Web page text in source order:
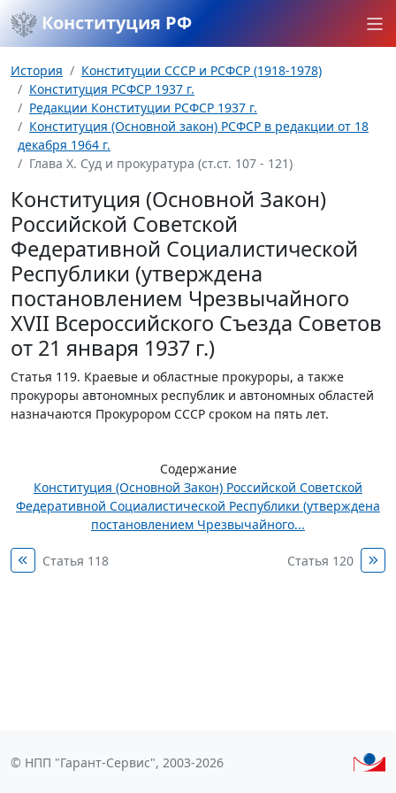
Конституция РФ
История
Конституции СССР и РСФСР (1918-1978)
Конституция РСФСР 1937 г.
Редакции Конституции РСФСР 1937 г.
Конституция (Основной закон) РСФСР в редакции от 18
декабря 1964 г.
Глава Х. Суд и прокуратура (ст.ст. 107 - 121)
Конституция (Основной Закон)
Российской Советской
Федеративной Социалистической
Республики (утверждена
постановлением Чрезвычайного
XVII Всероссийского Съезда Советов
от 21 января 1937 г.)
Статья 119. Краевые и областные прокуроры, а также
прокуроры автономных республик и автономных областей
назначаются Прокурором СССР сроком на пять лет.
Содержание
Конституция (Основной Закон) Российской Советской
Федеративной Социалистической Республики (утверждена
постановлением Чрезвычайного...
Статья 118 Статья 120
© НПП "Гарант-Сервис", 2003-2026